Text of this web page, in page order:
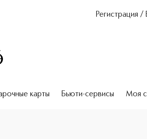
Регистрация /
карты Бьюти-сервисы Моя